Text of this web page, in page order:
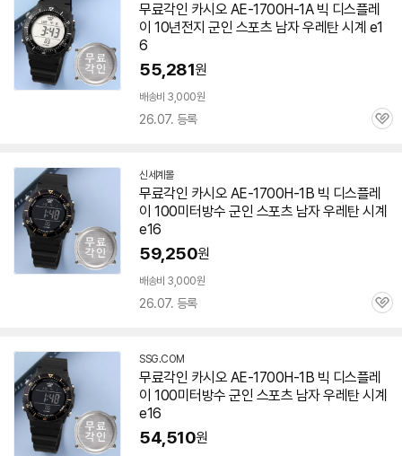
무료각인 카시오 AE-1700H-1A 빅 디스플레
이 10년전지 군인 스포츠 남자 우레탄 시계 e1
6
55,281원
배송비 3,000원
26.07. 등록
관
신세계몰
무료각인 카시오 AE-1700H-1B 빅 디스플레
이 100미터방수 군인 스포츠 남자 우레탄 시계
e16
59,250원
배송비 3,000원
26.07. 등록
관
SSG.COM
무료각인 카시오 AE-1700H-1B 빅 디스플레
이 100미터방수 군인 스포츠 남자 우레탄 시계
e16
54,510원